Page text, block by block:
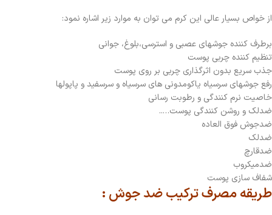
از خواص بسیار عالی این کرم می توان به موارد زیر اشاره نمود:
برطرف کننده جوشهای عصبی و استرسی،بلوغ، جوانی
تنظیم کننده چربی پوست
جذب سریع بدون اثرگذاری چربی بر روی پوست
رفع جوشهای سرسیاه یاکومدونی های سرسیاه و سرسفید و پاپولها
خاصیت نرم کنندگی و رطوبت رسانی
ضدلک و روشن کنندگی پوست…..
ضدجوش فوق العاده
ضدلک
ضدقارچ
ضدمیکروب
شفاف سازی پوست
طریقه مصرف ترکیب ضد جوش :